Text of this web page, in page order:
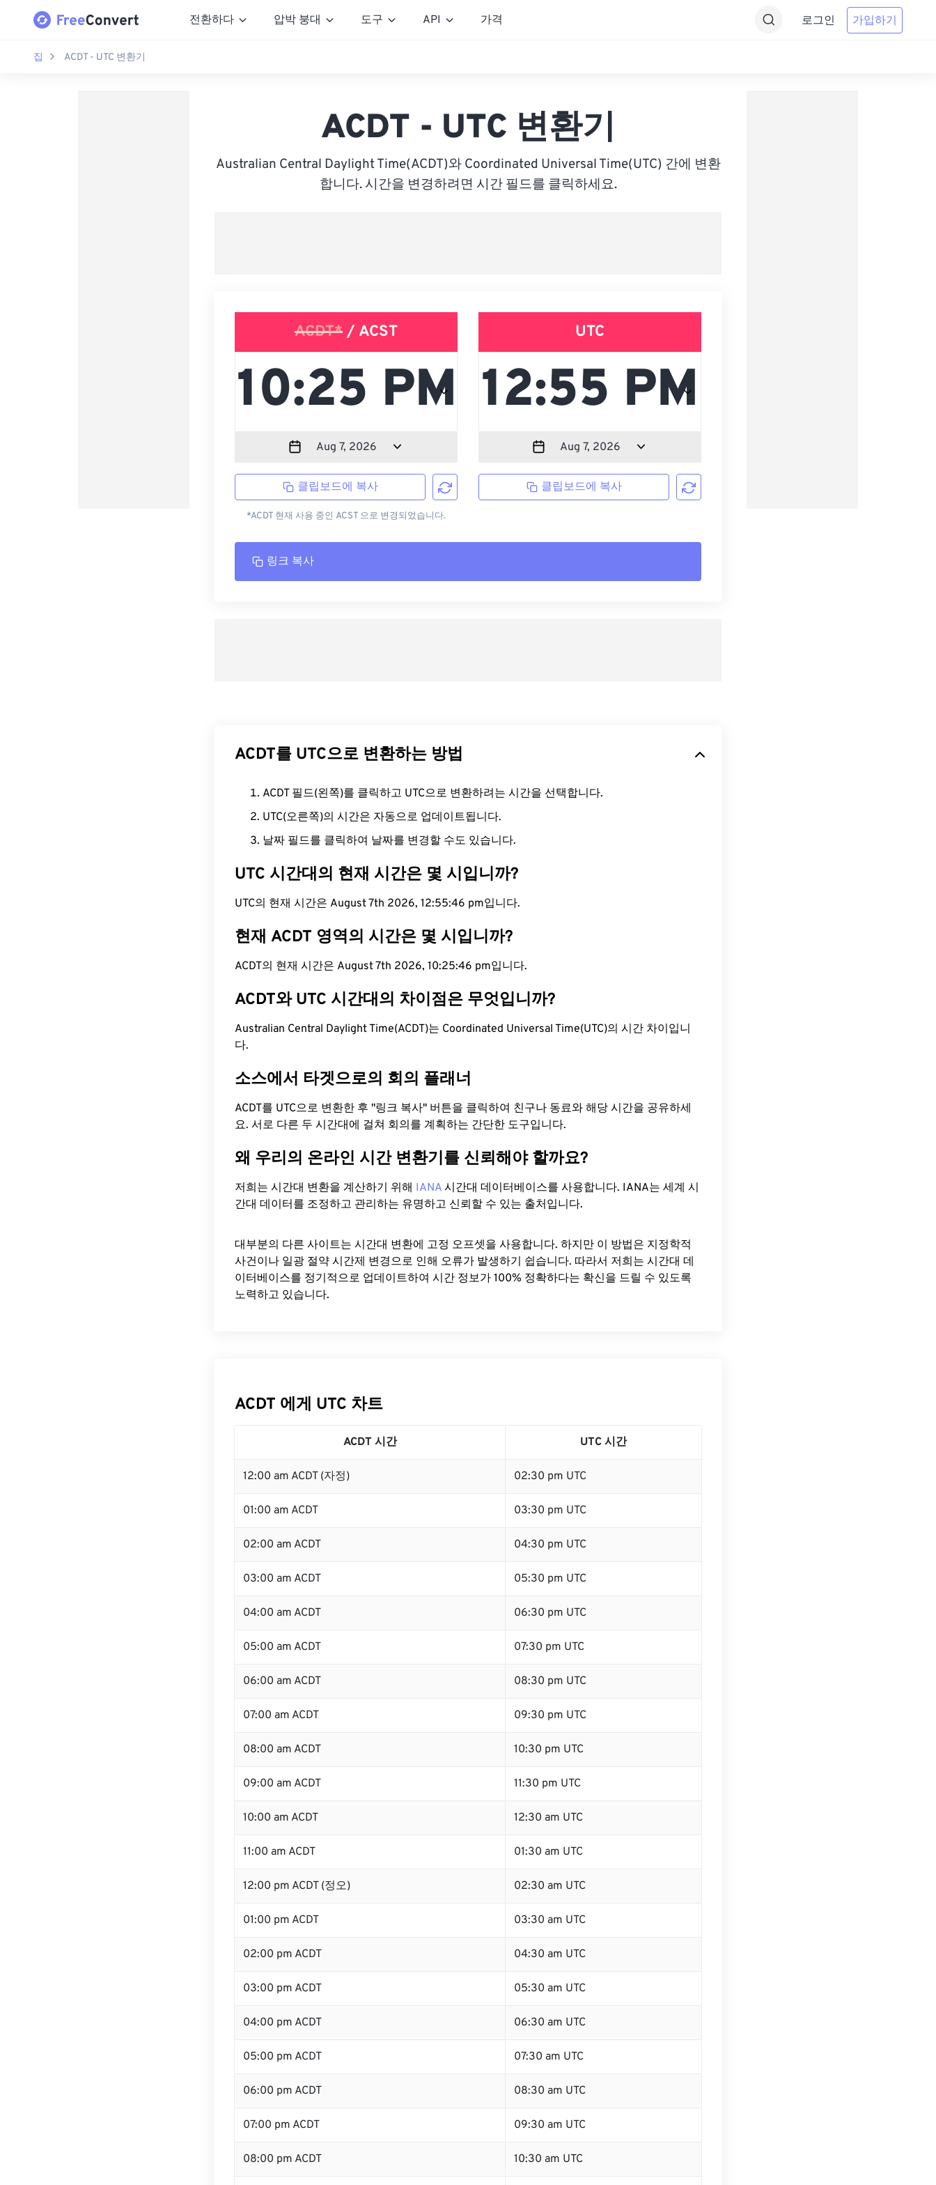
전환하다 압박 붕대 도구 API 가격 로그인 가입하기
집 ACDT - UTC 변환기
ACDT - UTC 변환기
Australian Central Daylight Time(ACDT)와 Coordinated Universal Time(UTC) 간에 변환
합니다. 시간을 변경하려면 시간 필드를 클릭하세요.
ACDT* / ACST
클립보드에 복사
*ACDT 현재 사용 중인 ACST 으로 변경되었습니다.
UTC
클립보드에 복사
링크 복사
ACDT를 UTC으로 변환하는 방법
ACDT 필드(왼쪽)를 클릭하고 UTC으로 변환하려는 시간을 선택합니다.
UTC(오른쪽)의 시간은 자동으로 업데이트됩니다.
날짜 필드를 클릭하여 날짜를 변경할 수도 있습니다.
UTC 시간대의 현재 시간은 몇 시입니까?
UTC의 현재 시간은 August 7th 2026, 12:55:47 pm입니다.
현재 ACDT 영역의 시간은 몇 시입니까?
ACDT의 현재 시간은 August 7th 2026, 10:25:47 pm입니다.
ACDT와 UTC 시간대의 차이점은 무엇입니까?
Australian Central Daylight Time(ACDT)는 Coordinated Universal Time(UTC)의 시간 차이입니
다.
소스에서 타겟으로의 회의 플래너
ACDT를 UTC으로 변환한 후 "링크 복사" 버튼을 클릭하여 친구나 동료와 해당 시간을 공유하세
요. 서로 다른 두 시간대에 걸쳐 회의를 계획하는 간단한 도구입니다.
왜 우리의 온라인 시간 변환기를 신뢰해야 할까요?
저희는 시간대 변환을 계산하기 위해 IANA 시간대 데이터베이스를 사용합니다. IANA는 세계 시
간대 데이터를 조정하고 관리하는 유명하고 신뢰할 수 있는 출처입니다.
대부분의 다른 사이트는 시간대 변환에 ​​고정 오프셋을 사용합니다. 하지만 이 방법은 지정학적
사건이나 일광 절약 시간제 변경으로 인해 오류가 발생하기 쉽습니다. 따라서 저희는 시간대 데
이터베이스를 정기적으로 업데이트하여 시간 정보가 100% 정확하다는 확신을 드릴 수 있도록
노력하고 있습니다.
ACDT 에게 UTC 차트
ACDT 시간 UTC 시간
12:00 am ACDT (자정) 02:30 pm UTC
01:00 am ACDT 03:30 pm UTC
02:00 am ACDT 04:30 pm UTC
03:00 am ACDT 05:30 pm UTC
04:00 am ACDT 06:30 pm UTC
05:00 am ACDT 07:30 pm UTC
06:00 am ACDT 08:30 pm UTC
07:00 am ACDT 09:30 pm UTC
08:00 am ACDT 10:30 pm UTC
09:00 am ACDT 11:30 pm UTC
10:00 am ACDT 12:30 am UTC
11:00 am ACDT 01:30 am UTC
12:00 pm ACDT (정오) 02:30 am UTC
01:00 pm ACDT 03:30 am UTC
02:00 pm ACDT 04:30 am UTC
03:00 pm ACDT 05:30 am UTC
04:00 pm ACDT 06:30 am UTC
05:00 pm ACDT 07:30 am UTC
06:00 pm ACDT 08:30 am UTC
07:00 pm ACDT 09:30 am UTC
08:00 pm ACDT 10:30 am UTC